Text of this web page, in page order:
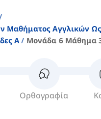
Μαθήματος Αγγλικών
A
Μονάδα 6 Μάθημα
Ορθογραφία